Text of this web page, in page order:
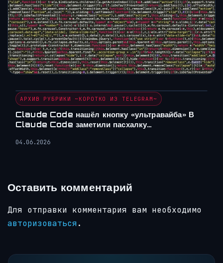
АРХИВ РУБРИКИ ~КОРОТКО ИЗ TELEGRAM~
Claude Code нашёл кнопку «ультравайба» В
Claude Code заметили пасхалку…
04.06.2026
Оставить комментарий
Для отправки комментария вам необходимо
авторизоваться.